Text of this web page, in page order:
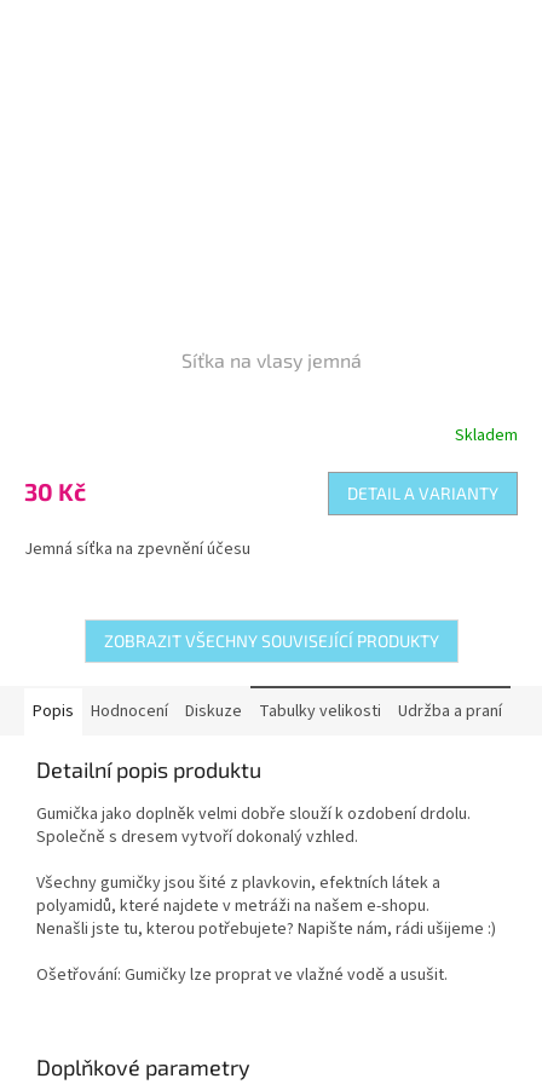
Síťka na vlasy jemná
produktu
je
z
Skladem
30 Kč DETAIL A VARIANTY
Jemná síťka na zpevnění účesu
ZOBRAZIT VŠECHNY SOUVISEJÍCÍ PRODUKTY
Popis Hodnocení Diskuze Tabulky velikosti Udržba a praní
Detailní popis produktu
Gumička jako doplněk velmi dobře slouží k ozdobení drdolu.
Společně s dresem vytvoří dokonalý vzhled.
Všechny gumičky jsou šité z plavkovin, efektních látek a
polyamidů, které najdete v metráži na našem e-shopu.
Nenašli jste tu, kterou potřebujete? Napište nám, rádi ušijeme :)
Ošetřování: Gumičky lze proprat ve vlažné vodě a usušit.
Doplňkové parametry